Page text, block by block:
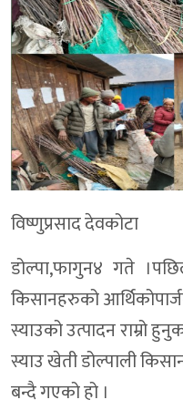
विष्णुप्रसाद देवकोटा
डोल्पा,फागुन४ गते
किसानहरुको
स्याउको उत्पादन राम्रो
स्याउ खेती डोल्पाली
बन्दै गएको हो ।